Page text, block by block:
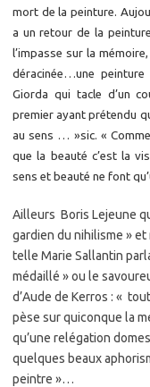
mort de la peinture.
a un retour de la
l’impasse sur la
déracinée…une
Giorda qui tacle d’un
premier ayant prétendu
au sens … »sic. «
que la beauté c’est la
sens et beauté ne font
Ailleurs Boris Lejeune
gardien du nihilisme »
telle Marie Sallantin
médaillé » ou le
d’Aude de Kerros : «
pèse sur quiconque la
qu’une relégation
quelques beaux
peintre »…